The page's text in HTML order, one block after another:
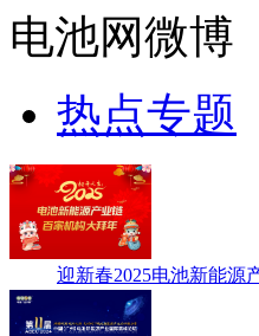
电池网微博
热点专题
迎新春2025电池新能源